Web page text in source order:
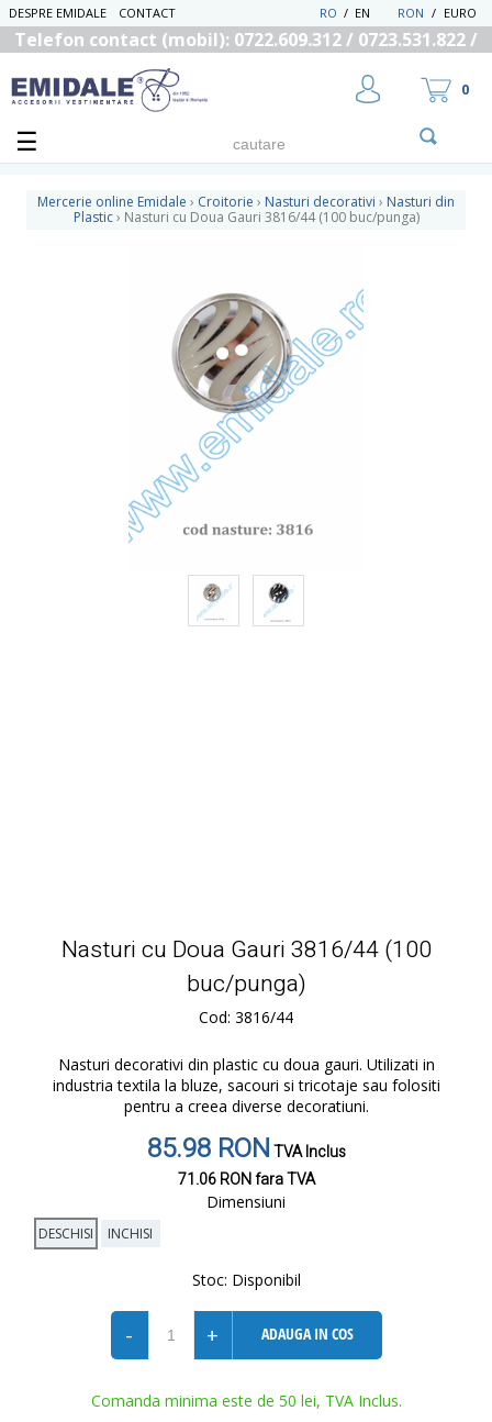
DESPRE EMIDALE CONTACT RON / EURO
EN
/
RO
Telefon contact (mobil): 0722.609.312 / 0723.531.822 /
0
Mercerie online Emidale › Croitorie › Nasturi decorativi › Nasturi din
Plastic › Nasturi cu Doua Gauri 3816/44 (100 buc/punga)
Nasturi cu Doua Gauri 3816/44 (100
buc/punga)
Cod: 3816/44
Nasturi decorativi din plastic cu doua gauri. Utilizati in
industria textila la bluze, sacouri si tricotaje sau folositi
pentru a creea diverse decoratiuni.
85.98 RONTVA Inclus
71.06 RONfara TVA
Dimensiuni
DESCHISI INCHISI
Stoc: Disponibil
- + ADAUGA IN COS
Comanda minima este de 50 lei, TVA Inclus.